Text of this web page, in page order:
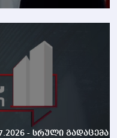
- სრული გადაცემა